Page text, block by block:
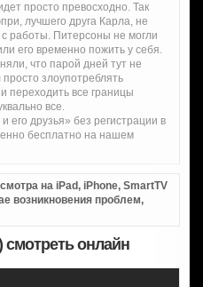
просто превосходно. Так
лучшего друга Карла, не
работы. Питерсоны не могли
его временно пожить у себя.
что парой дней тут не
злоупотреблять
переходить все границы
все.
друзья» без регистрации в
бесплатно на нашем
на iPad, iPhone, SmartTV
возникновения проблем,
смотреть онлайн